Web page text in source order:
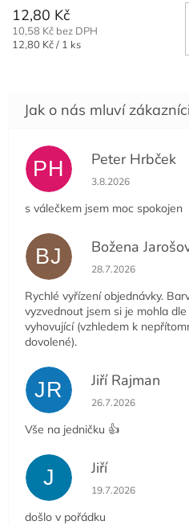
12,80 Kč
10,58 Kč bez DPH
Měrná
12,80 Kč / 1 ks
PH Peter Hrbček
Hodnocení
3.8.2026
s válečkem jsem moc spokojen
BJ Božena
Hodnocení
28.7.2026
Rychlé vyřízení objednávky.
vyzvednout jsem si je mohla
vyhovující (vzhledem k
dovolené).
JR Jiří Rajman
Hodnocení
26.7.2026
Vše na jedničku 👍
J Jiří
Hodnocení
19.7.2026
došlo v pořádku